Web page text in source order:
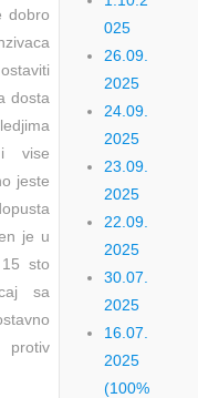
dobro
dosta
vise
jeste
je u
sto
sa
protiv
025
26.09.
2025
24.09.
2025
23.09.
2025
22.09.
2025
30.07.
2025
16.07.
2025
(100%